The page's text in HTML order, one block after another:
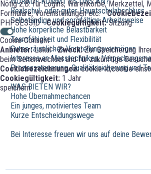
Nötig z.B. für Logins, Warenkörbe, Merkzettel,
Formulare, Voreinstellungen etc. -
PHPSESSID -Cookiegültigkeit:Sitzung
Cookie-Consent
Anbieter:Lokal -Zweck:Zur Speicherung
beim Seitenwechsel und für zukünftige
Cookiebezeichnungen:cookie-id;cookie-
Cookiegültigkeit: 1 Jahr
speichern
Realschul- oder guter Hauptschulabschluss
Selbständige und sorgfältige Arbeitsweise
Hohe körperliche Belastbarkeit
Teamfähigkeit und Flexibilität
Gutes räumliches Vorstellungsvermögen
Interesse an Messtechniken,
Prozesssteuerung, Qualitätssicherung und
WAS BIETEN WIR?
Hohe Übernahmechancen
Ein junges, motiviertes Team
Kurze Entscheidungswege
Bei Interesse freuen wir uns auf deine